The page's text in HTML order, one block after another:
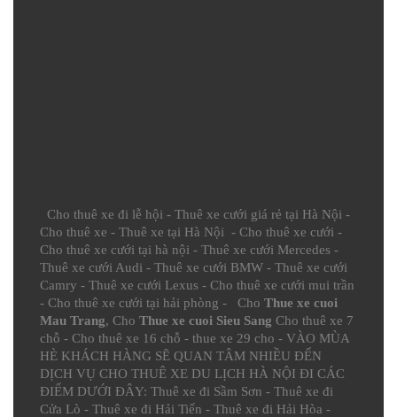
Cho thuê xe đi lễ hội - Thuê xe cưới giá rẻ tại Hà Nội -
Cho thuê xe - Thuê xe tại Hà Nội - Cho thuê xe cưới -
Cho thuê xe cưới tại hà nội - Thuê xe cưới Mercedes -
Thuê xe cưới Audi - Thuê xe cưới BMW - Thuê xe cưới
Camry - Thuê xe cưới Lexus - Cho thuê xe cưới mui trần
- Cho thuê xe cưới tại hải phòng - Cho Thue xe cuoi
Mau Trang, Cho Thue xe cuoi Sieu Sang Cho thuê xe 7
chỗ - Cho thuê xe 16 chỗ - thue xe 29 cho - VÀO MÙA
HÈ KHÁCH HÀNG SẼ QUAN TÂM NHIỀU ĐẾN
DỊCH VỤ CHO THUÊ XE DU LỊCH HÀ NỘI ĐI CÁC
ĐIỂM DƯỚI ĐÂY: Thuê xe đi Sầm Sơn - Thuê xe đi
Cửa Lò - Thuê xe đi Hải Tiến - Thuê xe đi Hải Hòa -